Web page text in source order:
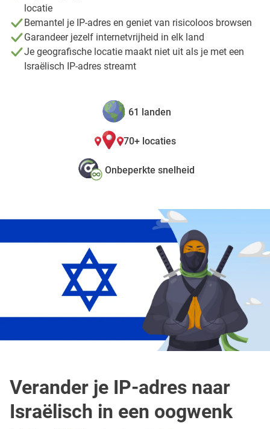
locatie
Bemantel je IP-adres en geniet van risicoloos browsen
Garandeer jezelf internetvrijheid in elk land
Je geografische locatie maakt niet uit als je met een
Israëlisch IP-adres streamt
61 landen
70+ locaties
Onbeperkte snelheid
Verander je IP-adres naar
Israëlisch in een oogwenk